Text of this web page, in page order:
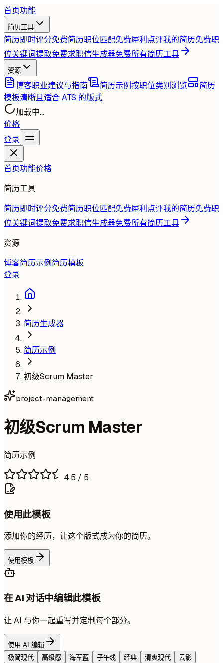
首页功能
简历工具
简历即时评分免费简历职位匹配免费犀利点评我的简历免费职
位关键词提取免费求职信生成器免费所有简历工具
资源
博客职业建议与指南 简历示例按职位类别浏览
简历
模板清晰且适合 ATS 的版式
加载中...
价格
登录
首页功能价格
简历工具
简历即时评分免费简历职位匹配免费犀利点评我的简历免费职
位关键词提取免费求职信生成器免费所有简历工具
资源
博客简历示例 简历模板
登录
简历生成器
简历示例
初级Scrum Master
project-management
初级Scrum Master
简历示例
4.5 / 5
使用此模板
添加你的经历，让这个版式成为你的简历。
使用模板
在 AI 对话中编辑此模板
让 AI 与你一起重写并定制每个部分。
使用 AI 编辑
极简现代
高级感 海军蓝 子午线 经典 清爽现代
云影